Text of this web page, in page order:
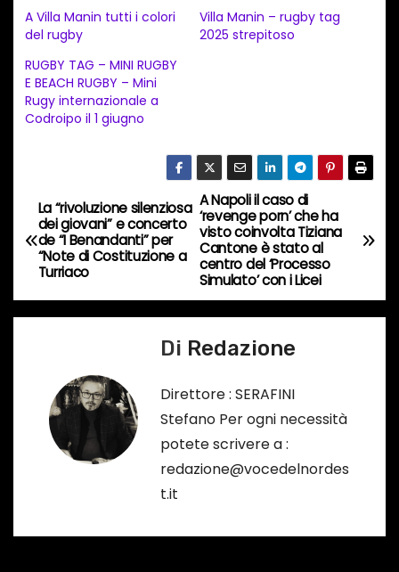
a
m
e
n
n
c
o
r
s
A Villa Manin tutti i colori
del rugby
Villa Manin – rugby tag
2025 strepitoso
RUGBY TAG – MINI RUGBY
E BEACH RUGBY – Mini
Rugy internazionale a
Codroipo il 1 giugno
N
a
i
n
A Napoli il caso di
‘revenge porn’ che ha
visto coinvolta Tiziana
Cantone è stato al
centro del ‘Processo
Simulato’ con i Licei
La “rivoluzione silenziosa
dei giovani” e concerto
de “I Benandanti” per
“Note di Costituzione a
Turriaco
Di Redazione
Direttore : SERAFINI
Stefano Per ogni necessità
potete scrivere a :
redazione@vocedelnordes
t.it